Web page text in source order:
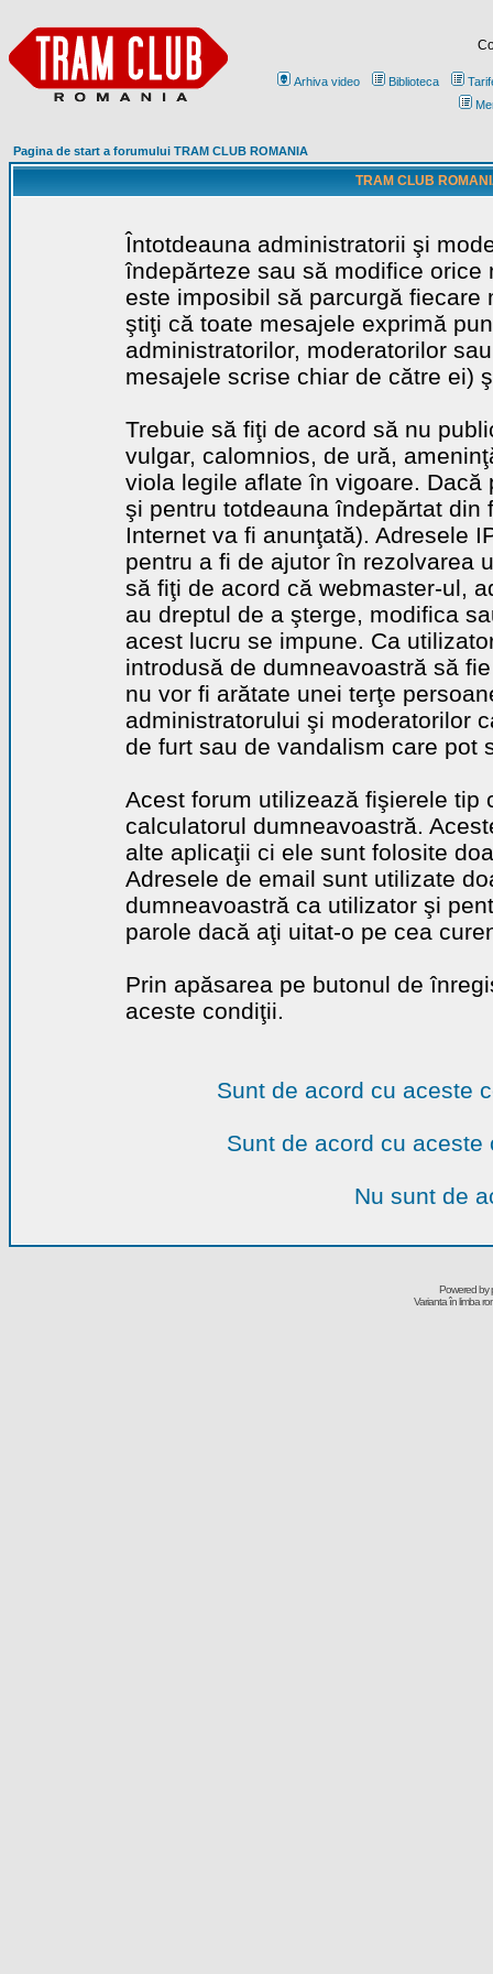
Arhiva video Biblioteca
Pagina de start a forumului TRAM CLUB ROMANIA
TRAM CLUB
Întotdeauna administratorii şi
îndepărteze sau să modifice
este imposibil să parcurgă
ştiţi că toate mesajele exprimă
administratorilor, moderatorilor
mesajele scrise chiar de către ei)
Trebuie să fiţi de acord să nu
vulgar, calomnios, de ură,
viola legile aflate în vigoare.
şi pentru totdeauna îndepărtat
Internet va fi anunţată). Adresele
pentru a fi de ajutor în rezolvarea
să fiţi de acord că webmaster-ul,
au dreptul de a şterge, modifica
acest lucru se impune. Ca
introdusă de dumneavoastră să
nu vor fi arătate unei terţe
administratorului şi moderatorilor
de furt sau de vandalism care pot
Acest forum utilizează fişierele tip
calculatorul dumneavoastră.
alte aplicaţii ci ele sunt folosite
Adresele de email sunt utilizate
dumneavoastră ca utilizator şi
parole dacă aţi uitat-o pe cea
Prin apăsarea pe butonul de
aceste condiţii.
Sunt de acord cu aceste
Sunt de acord cu
Nu sunt de
Powered by
Varianta în limba